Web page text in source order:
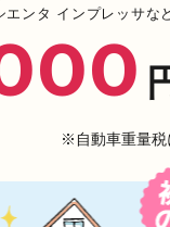
エンタ インプレッサな
※自動車重量税